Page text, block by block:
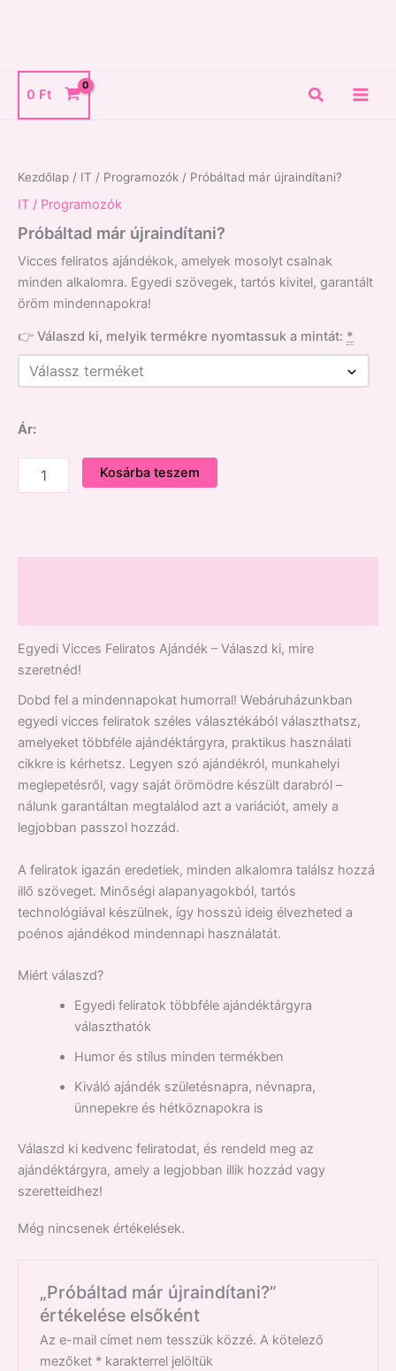
0 Ft Search
Kezdőlap / IT / Programozók / Próbáltad már újraindítani?
IT / Programozók
Próbáltad már újraindítani?
Vicces feliratos ajándékok, amelyek mosolyt csalnak
minden alkalomra. Egyedi szövegek, tartós kivitel, garantált
öröm mindennapokra!
👉 Válaszd ki, melyik termékre nyomtassuk a mintát: *
Ár:
mennyiség
Kosárba teszem
Egyedi Vicces Feliratos Ajándék – Válaszd ki, mire
szeretnéd!
Dobd fel a mindennapokat humorral! Webáruházunkban
egyedi vicces feliratok széles választékából választhatsz,
amelyeket többféle ajándéktárgyra, praktikus használati
cikkre is kérhetsz. Legyen szó ajándékról, munkahelyi
meglepetésről, vagy saját örömödre készült darabról –
nálunk garantáltan megtalálod azt a variációt, amely a
legjobban passzol hozzád.
A feliratok igazán eredetiek, minden alkalomra találsz hozzá
illő szöveget. Minőségi alapanyagokból, tartós
technológiával készülnek, így hosszú ideig élvezheted a
poénos ajándékod mindennapi használatát.
Miért válaszd?
Egyedi feliratok többféle ajándéktárgyra
választhatók
Humor és stílus minden termékben
Kiváló ajándék születésnapra, névnapra,
ünnepekre és hétköznapokra is
Válaszd ki kedvenc feliratodat, és rendeld meg az
ajándéktárgyra, amely a legjobban illik hozzád vagy
szeretteidhez!
Még nincsenek értékelések.
„Próbáltad már újraindítani?”
értékelése elsőként
Az e-mail címet nem tesszük közzé. A kötelező
mezőket * karakterrel jelöltük